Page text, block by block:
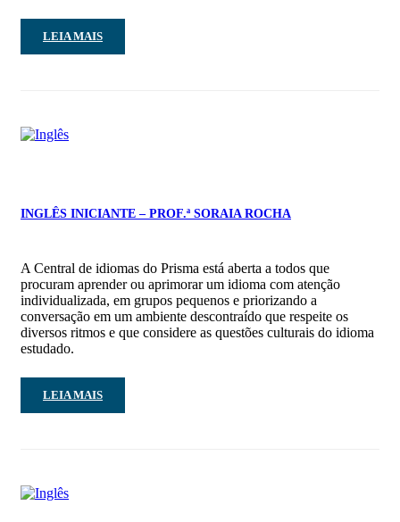
LEIA MAIS
INGLÊS INICIANTE – PROF.ª SORAIA ROCHA
A Central de idiomas do Prisma está aberta a todos que
procuram aprender ou aprimorar um idioma com atenção
individualizada, em grupos pequenos e priorizando a
conversação em um ambiente descontraído que respeite os
diversos ritmos e que considere as questões culturais do idioma
estudado.
LEIA MAIS